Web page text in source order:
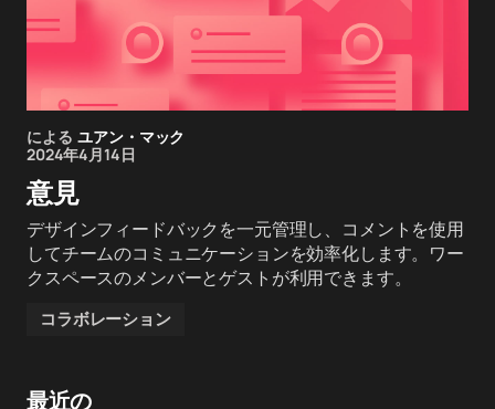
による ユアン・マック
2024年4月14日
意見
デザインフィードバックを一元管理し、コメントを使用
してチームのコミュニケーションを効率化します。ワー
クスペースのメンバーとゲストが利用できます。
コラボレーション
最近の